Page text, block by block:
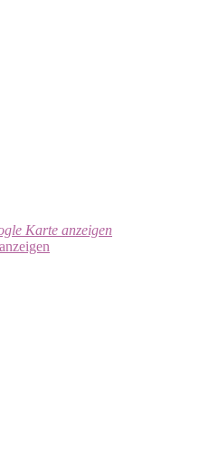
Karte anzeigen